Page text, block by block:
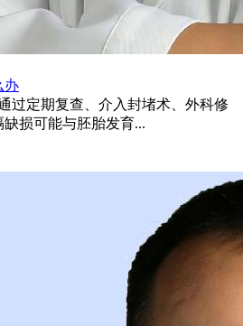
办
过定期复查、介入封堵术、外科修
损可能与胚胎发育...